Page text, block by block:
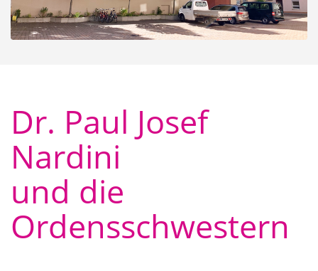
Dr. Paul Josef
Nardini
und die
Ordensschwestern